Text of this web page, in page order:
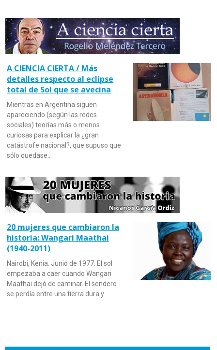
A CIENCIA CIERTA / Más
detalles respecto al eclipse
total de Sol que se avecina
Mientras en Argentina siguen
apareciendo (según las redes
sociales) teorías más o menos
curiosas para explicar la ¿gran
catástrofe nacional?, que supuso que
sólo quedase…
20 mujeres que cambiaron la
historia: Wangari Maathai
(1940-2011)
Nairobi, Kenia. Junio de 1977. El sol
empezaba a caer cuando Wangari
Maathai dejó de caminar. El sendero
se perdía entre una tierra dura y…